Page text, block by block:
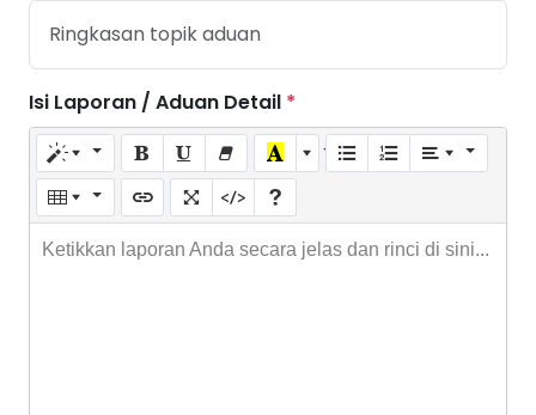
Isi Laporan / Aduan Detail *
Ketikkan laporan Anda secara jelas dan rinci di sini...